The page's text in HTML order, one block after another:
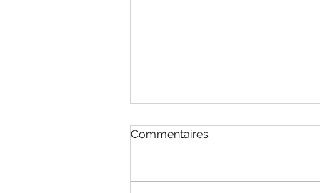
Commentaires